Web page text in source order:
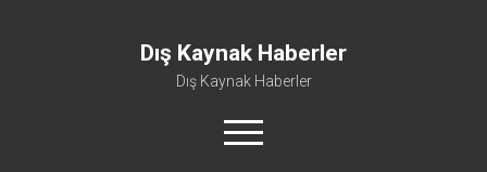
Dış Kaynak Haberler
Dış Kaynak Haberler
menüyü
aç